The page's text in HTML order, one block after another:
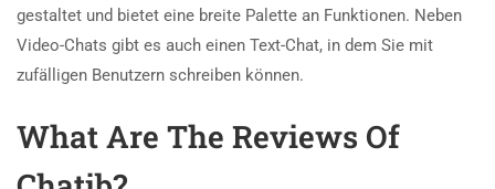
gestaltet und bietet eine breite Palette an Funktionen. Neben
Video-Chats gibt es auch einen Text-Chat, in dem Sie mit
zufälligen Benutzern schreiben können.
What Are The Reviews Of